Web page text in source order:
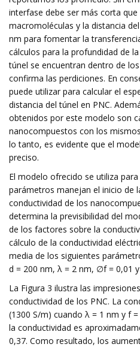
interfase debe ser más corta
macromoléculas y la distancia
nm para fomentar la
cálculos para la profundidad de
túnel se encuentran dentro de
confirma las perdiciones. En
puede utilizar para calcular el
distancia del túnel en PNC.
obtenidos por este modelo son
nanocompuestos con los
lo tanto, es evidente que el
preciso.
El modelo ofrecido se utiliza
parámetros manejan el inicio de
conductividad de los
determina la previsibilidad del
de los factores sobre la
cálculo de la conductividad
media de los siguientes
d = 200 nm, λ = 2 nm, ∅f = 0,01
La Figura 3 ilustra las
conductividad de los PNC. La
(1300 S/m) cuando λ = 1 nm y f
la conductividad es
0,37. Como resultado, los